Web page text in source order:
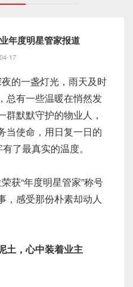
年度明星管家报道
17
的一盏灯光，雨天及时
有一些温暖在悄然发
默默守护的物业人，
当使命，用日复一日的
了最真实的温度。
获“年度明星管家”称号
，感受那份朴素却动人
土，心中装着业主